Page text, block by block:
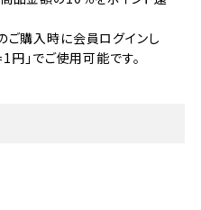
ご購入時に会員ログインし
円」でご使用可能です。